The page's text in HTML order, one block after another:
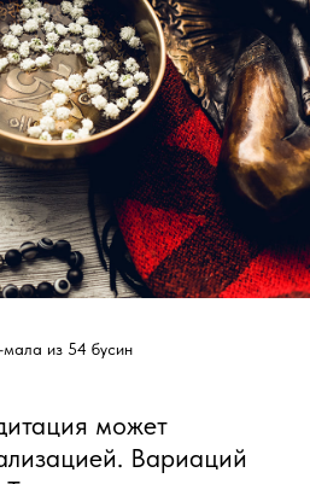
из 54 бусин
может
Вариаций